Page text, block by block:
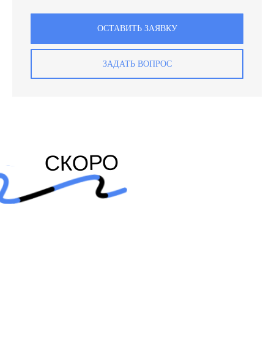
ОСТАВИТЬ ЗАЯВКУ
ЗАДАТЬ ВОПРОС
СКОРО